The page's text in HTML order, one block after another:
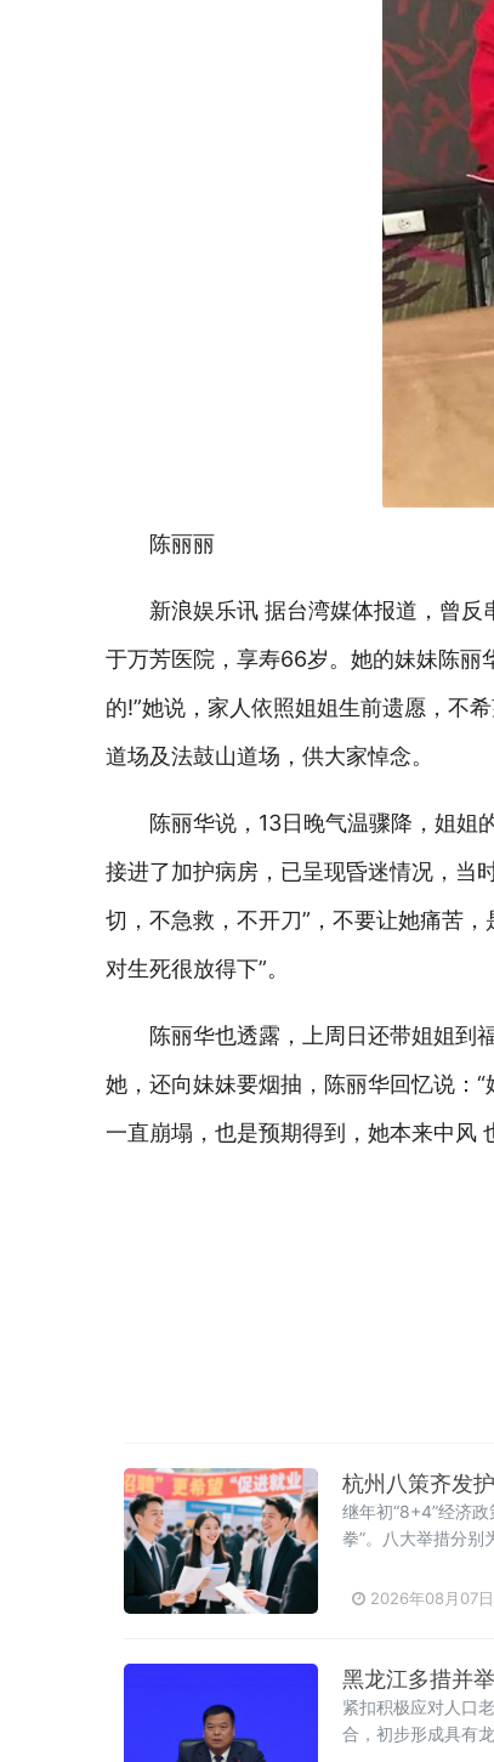
陈丽丽
新浪娱乐讯 据台湾媒体报道，曾反
于万芳医院，享寿66岁。她的妹妹陈丽
的!”她说，家人依照姐姐生前遗愿，不
道场及法鼓山道场，供大家悼念。
陈丽华说，13日晚气温骤降，姐姐
接进了加护病房，已呈现昏迷情况，当
切，不急救，不开刀”，不要让她痛苦
对生死很放得下”。
陈丽华也透露，上周日还带姐姐到
她，还向妹妹要烟抽，陈丽华回忆说：
一直崩塌，也是预期得到，她本来中风
杭州八策齐发
继年初“8+4”经济
拳”。八大举措分别
2026年08月07日
黑龙江多措并
紧扣积极应对人口
合，初步形成具有